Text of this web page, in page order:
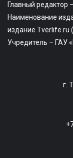
Главный редактор
Наименование
издание Tverlife.ru
Учредитель – ГАУ
г.